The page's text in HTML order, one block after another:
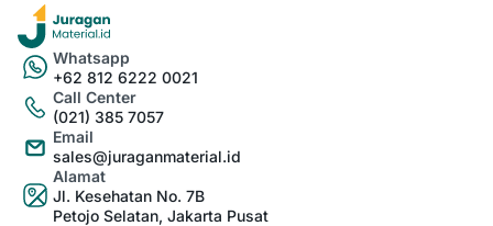
Whatsapp
+62 812 6222 0021
Call Center
(021) 385 7057
Email
sales@juraganmaterial.id
Alamat
Jl. Kesehatan No. 7B
Petojo Selatan, Jakarta Pusat